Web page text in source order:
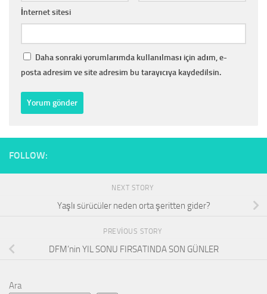
İnternet sitesi
Daha sonraki yorumlarımda kullanılması için adım, e-
posta adresim ve site adresim bu tarayıcıya kaydedilsin.
FOLLOW:
NEXT STORY
Yaşlı sürücüler neden orta şeritten gider?
PREVIOUS STORY
DFM’nin YIL SONU FIRSATINDA SON GÜNLER
Ara